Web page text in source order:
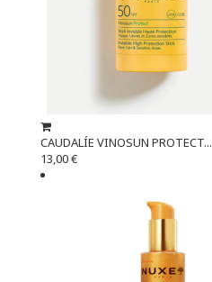
CAUDALÍE VINOSUN PROTECT...
13,00 €